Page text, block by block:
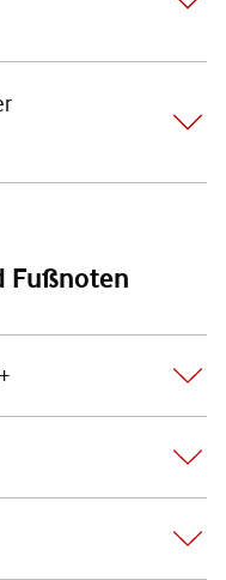
Fußnoten